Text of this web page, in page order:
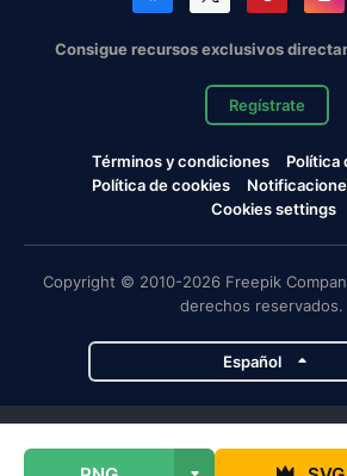
Consigue recursos exclusivos
Regístrate
Términos y condiciones
Política
Política de cookies
Cookies settings
Copyright © 2010-2026 Freepik
derechos reservados.
Español